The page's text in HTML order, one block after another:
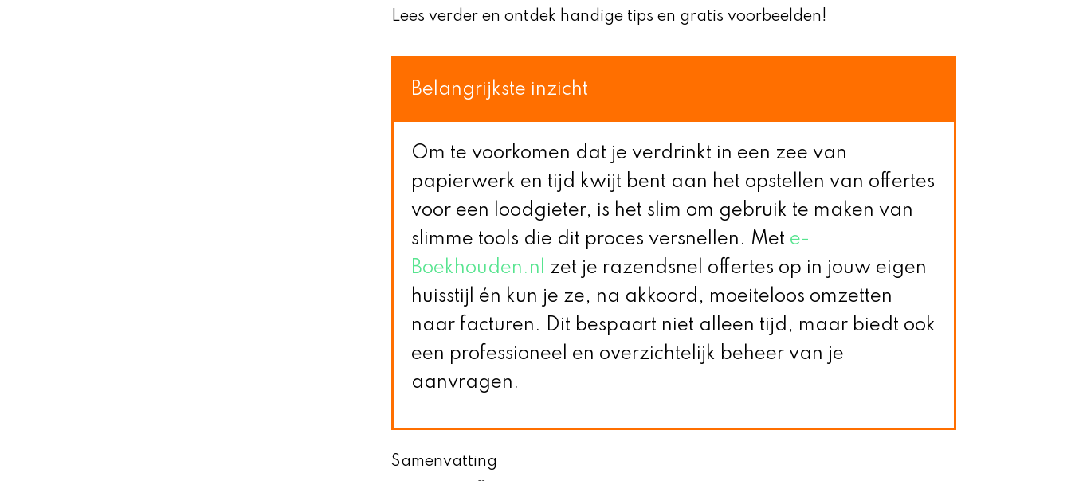
Lees verder en ontdek handige tips en gratis voorbeelden!
Belangrijkste inzicht
Om te voorkomen dat je verdrinkt in een zee van
papierwerk en tijd kwijt bent aan het opstellen van offertes
voor een loodgieter, is het slim om gebruik te maken van
slimme tools die dit proces versnellen. Met e-
Boekhouden.nl zet je razendsnel offertes op in jouw eigen
huisstijl én kun je ze, na akkoord, moeiteloos omzetten
naar facturen. Dit bespaart niet alleen tijd, maar biedt ook
een professioneel en overzichtelijk beheer van je
aanvragen.
Samenvatting